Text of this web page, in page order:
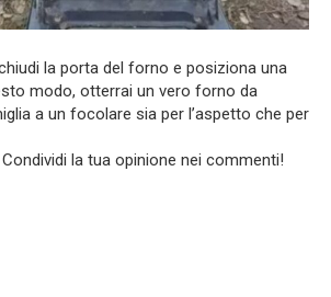
la porta del forno e posiziona una
modo, otterrai un vero forno da
a un focolare sia per l’aspetto che per
Condividi la tua opinione nei commenti!